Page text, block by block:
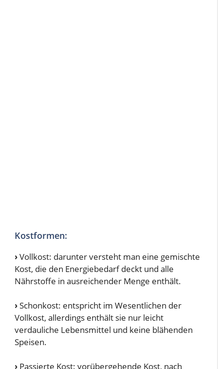
Kostformen:
›Vollkost: darunter versteht man eine gemischte
Kost, die den Energiebedarf deckt und alle
Nährstoffe in ausreichender Menge enthält.
›Schonkost: entspricht im Wesentlichen der
Vollkost, allerdings enthält sie nur leicht
verdauliche Lebensmittel und keine blähenden
Speisen.
› Passierte Kost: vorübergehende Kost, nach